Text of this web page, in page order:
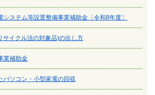
システム等設置整備事業補助金〔令和8年度〕
サイクル法の対象品)の出し方
業補助金
パソコン・小型家電の回収